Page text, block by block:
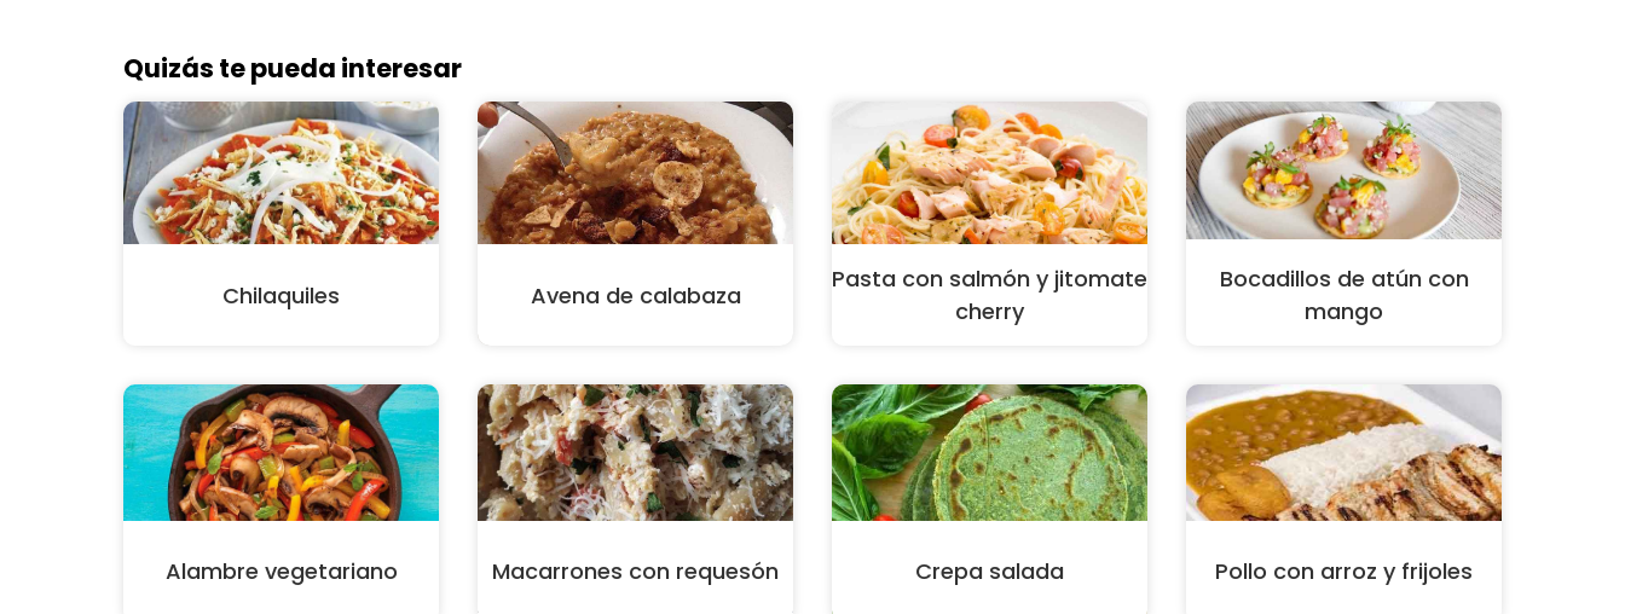
Quizás te pueda interesar
Chilaquiles Avena de calabaza
Pasta con salmón y jitomate
cherry
Bocadillos de atún con
mango
Alambre vegetariano Macarrones con requesón Crepa salada Pollo con arroz y frijoles